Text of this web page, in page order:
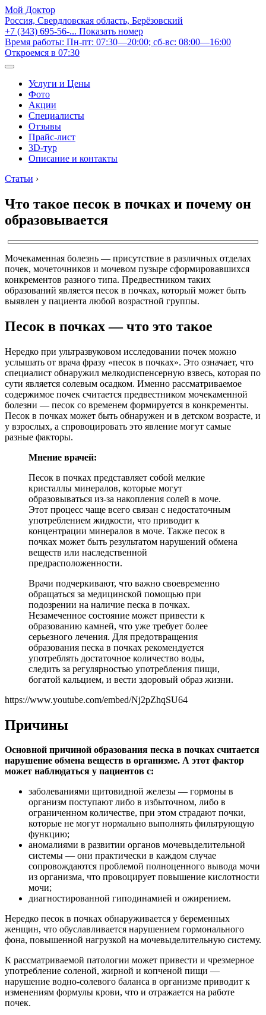
Мой Доктор
Россия, Свердловская область, Берёзовский
+7 (343) 695-56-... Показать номер
Время работы: Пн-пт: 07:30—20:00; сб-вс: 08:00—16:00
Откроемся в 07:30
Услуги и Цены
Фото
Акции
Специалисты
Отзывы
Прайс-лист
3D-тур
Описание и контакты
Статьи ›
Что такое песок в почках и почему он
образовывается
Мочекаменная болезнь — присутствие в различных отделах
почек, мочеточников и мочевом пузыре сформировавшихся
конкрементов разного типа. Предвестником таких
образований является песок в почках, который может быть
выявлен у пациента любой возрастной группы.
Песок в почках — что это такое
Нередко при ультразвуковом исследовании почек можно
услышать от врача фразу «песок в почках». Это означает, что
специалист обнаружил мелкодиспенсерную взвесь, которая по
сути является солевым осадком. Именно рассматриваемое
содержимое почек считается предвестником мочекаменной
болезни — песок со временем формируется в конкременты.
Песок в почках может быть обнаружен и в детском возрасте, и
у взрослых, а спровоцировать это явление могут самые
разные факторы.
Мнение врачей:
Песок в почках представляет собой мелкие
кристаллы минералов, которые могут
образовываться из-за накопления солей в моче.
Этот процесс чаще всего связан с недостаточным
употреблением жидкости, что приводит к
концентрации минералов в моче. Также песок в
почках может быть результатом нарушений обмена
веществ или наследственной
предрасположенности.
Врачи подчеркивают, что важно своевременно
обращаться за медицинской помощью при
подозрении на наличие песка в почках.
Незамеченное состояние может привести к
образованию камней, что уже требует более
серьезного лечения. Для предотвращения
образования песка в почках рекомендуется
употреблять достаточное количество воды,
следить за регулярностью употребления пищи,
богатой кальцием, и вести здоровый образ жизни.
https://www.youtube.com/embed/Nj2pZhqSU64
Причины
Основной причиной образования песка в почках считается
нарушение обмена веществ в организме. А этот фактор
может наблюдаться у пациентов с:
заболеваниями щитовидной железы — гормоны в
организм поступают либо в избыточном, либо в
ограниченном количестве, при этом страдают почки,
которые не могут нормально выполнять фильтрующую
функцию;
аномалиями в развитии органов мочевыделительной
системы — они практически в каждом случае
сопровождаются проблемой полноценного вывода мочи
из организма, что провоцирует повышение кислотности
мочи;
диагностированной гиподинамией и ожирением.
Нередко песок в почках обнаруживается у беременных
женщин, что обуславливается нарушением гормонального
фона, повышенной нагрузкой на мочевыделительную систему.
К рассматриваемой патологии может привести и чрезмерное
употребление соленой, жирной и копченой пищи —
нарушение водно-солевого баланса в организме приводит к
изменениям формулы крови, что и отражается на работе
почек.